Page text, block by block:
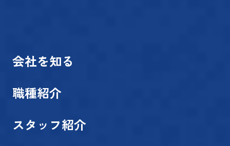
会社を知る
職種紹介
スタッフ紹介